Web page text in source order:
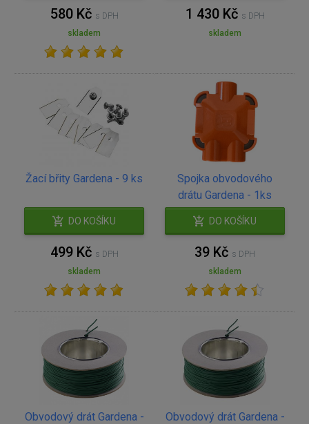
580 Kč s DPH
skladem
1 430 Kč s DPH
skladem
Žací břity Gardena - 9 ks
DO KOŠÍKU
499 Kč s DPH
skladem
Spojka obvodového
drátu Gardena - 1ks
DO KOŠÍKU
39 Kč s DPH
skladem
Obvodový drát Gardena -
Obvodový drát Gardena -